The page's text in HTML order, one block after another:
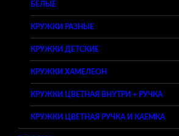
БЕЛЫЕ
КРУЖКИ РАЗНЫЕ
КРУЖКИ ДЕТСКИЕ
КРУЖКИ ХАМЕЛЕОН
КРУЖКИ ЦВЕТНАЯ ВНУТРИ + РУЧКА
КРУЖКИ ЦВЕТНАЯ РУЧКА И КАЕМКА